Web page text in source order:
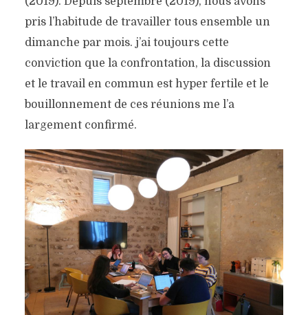
pris l’habitude de travailler tous ensemble un
dimanche par mois. j’ai toujours cette
conviction que la confrontation, la discussion
et le travail en commun est hyper fertile et le
bouillonnement de ces réunions me l’a
largement confirmé.